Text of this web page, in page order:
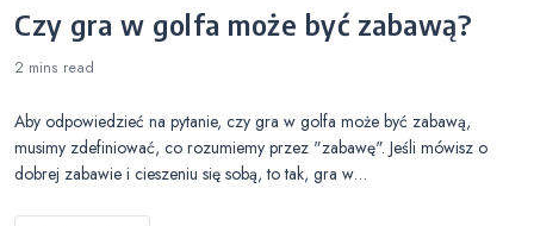
Czy gra w golfa może być zabawą?
2 mins read
Aby odpowiedzieć na pytanie, czy gra w golfa może być zabawą,
musimy zdefiniować, co rozumiemy przez "zabawę". Jeśli mówisz o
dobrej zabawie i cieszeniu się sobą, to tak, gra w…